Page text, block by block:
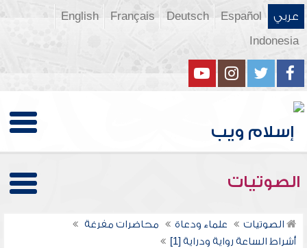
عربي Español
Deutsch
Français
English
Indonesia
الصوتيات
الصوتيات علماء ودعاة
محاضرات مفرغة
أشراط الساعة رواية ودراية [1]